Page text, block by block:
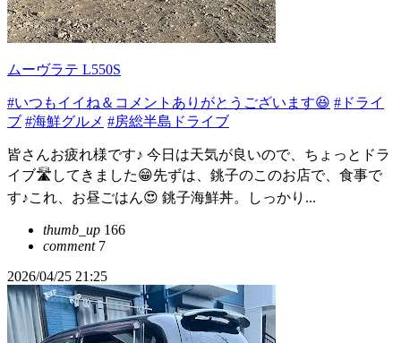
ムーヴラテ L550S
#いつもイイね＆コメントありがとうございます😆 #ドライ
ブ #海鮮グルメ #房総半島ドライブ
皆さんお疲れ様です♪ 今日は天気が良いので、ちょっとドラ
イブ🛣️してきました😁先ずは、銚子のこのお店で、食事で
す♪これ、お昼ごはん😍 銚子海鮮丼。しっかり...
thumb_up 166
comment7
2026/04/25 21:25